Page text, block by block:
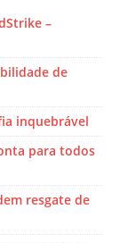
–
de
inquebrável
para todos
resgate de